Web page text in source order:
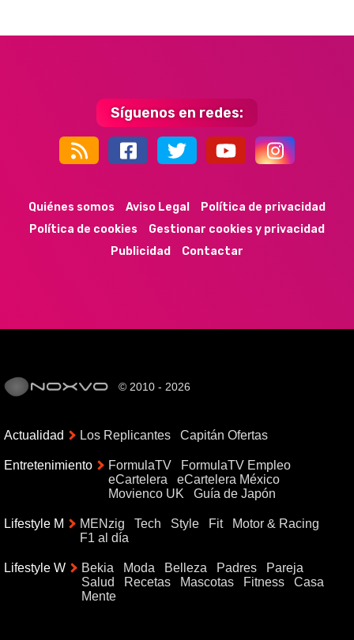
Síguenos en redes:
Quiénes somos Aviso Legal
Política de privacidad
Política de cookies
Gestionar cookies y privacidad
Publicidad
Contactar
© 2010 - 2026
Actualidad Los Replicantes Capitán Ofertas
Entretenimiento FormulaTV
FormulaTV Empleo
eCartelera
eCartelera México
Movienco UK
Guía de Japón
Lifestyle M MENzig Tech Style Fit
Motor & Racing
F1 al día
Lifestyle W Bekia Moda Belleza Padres
Pareja
Salud
Recetas Mascotas Fitness
Casa
Mente